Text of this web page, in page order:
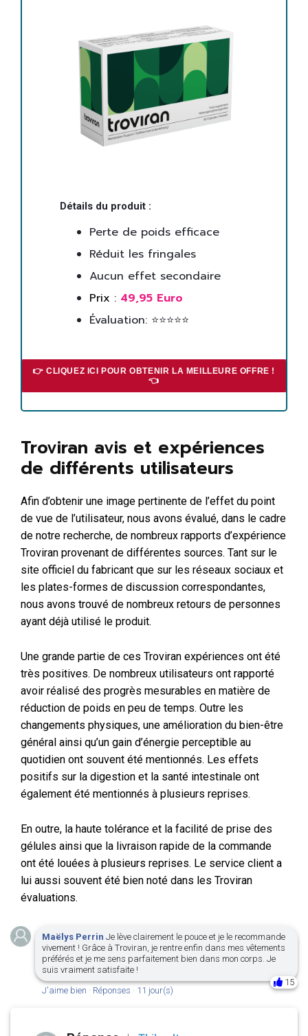
Détails du produit :
Perte de poids efficace
Réduit les fringales
Aucun effet secondaire
Prix : 49,95 Euro
Évaluation: ⭐⭐⭐⭐⭐
👉 CLIQUEZ ICI POUR OBTENIR LA MEILLEURE OFFRE !
👈
Troviran avis et expériences
de différents utilisateurs
Afin d’obtenir une image pertinente de l’effet du point
de vue de l’utilisateur, nous avons évalué, dans le cadre
de notre recherche, de nombreux rapports d’expérience
Troviran provenant de différentes sources. Tant sur le
site officiel du fabricant que sur les réseaux sociaux et
les plates-formes de discussion correspondantes,
nous avons trouvé de nombreux retours de personnes
ayant déjà utilisé le produit.
Une grande partie de ces Troviran expériences ont été
très positives. De nombreux utilisateurs ont rapporté
avoir réalisé des progrès mesurables en matière de
réduction de poids en peu de temps. Outre les
changements physiques, une amélioration du bien-être
général ainsi qu’un gain d’énergie perceptible au
quotidien ont souvent été mentionnés. Les effets
positifs sur la digestion et la santé intestinale ont
également été mentionnés à plusieurs reprises.
En outre, la haute tolérance et la facilité de prise des
gélules ainsi que la livraison rapide de la commande
ont été louées à plusieurs reprises. Le service client a
lui aussi souvent été bien noté dans les Troviran
évaluations.
Maëlys Perrin Je lève clairement le pouce et je le recommande
vivement ! Grâce à Troviran, je rentre enfin dans mes vêtements
préférés et je me sens parfaitement bien dans mon corps. Je
suis vraiment satisfaite !
15
J'aime bien · Réponses · 11 jour(s)